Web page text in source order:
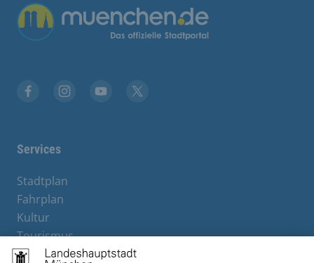
Services
Stadtplan
Fahrplan
Kultur
Tourismus
M-Strom